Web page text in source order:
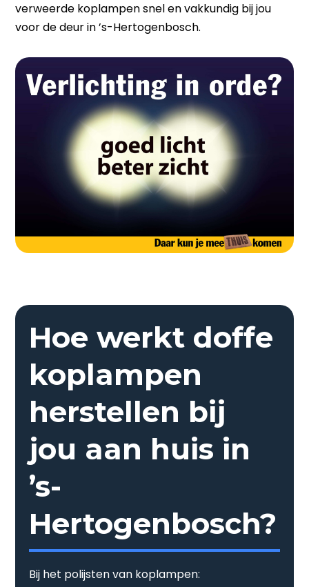
verweerde koplampen snel en vakkundig bij jou
voor de deur in ’s-Hertogenbosch.
Hoe werkt doffe
koplampen
herstellen bij
jou aan huis in
’s-
Hertogenbosch?
Bij het polijsten van koplampen: